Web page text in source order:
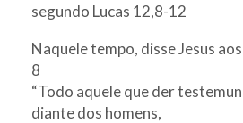
segundo Lucas 12,8-12
Naquele tempo, disse Jesus
8
“Todo aquele que der
diante dos homens,